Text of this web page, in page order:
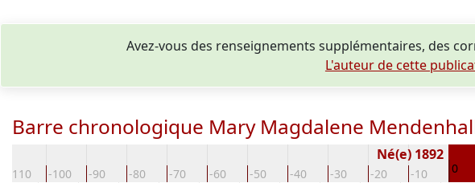
Avez-vous des renseignements supplémentaires, des
L'auteur de cette
Barre chronologique Mary Magdalene
-110 -100 -90 -80 -70 -60 -50 -40 -30 -20 -10 0
Né(e) 1892